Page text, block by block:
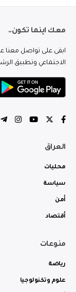
معك اينما تكون..
ابقى على تواصل معنا
الاجتماعي وتطبيق
العراق
محليات
سياسة
أمن
أقتصاد
منوعات
رياضة
علوم وتكنولوجيا